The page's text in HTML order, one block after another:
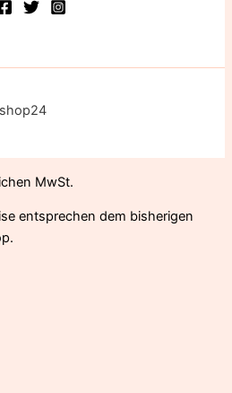
MwSt.
entsprechen dem bisherigen